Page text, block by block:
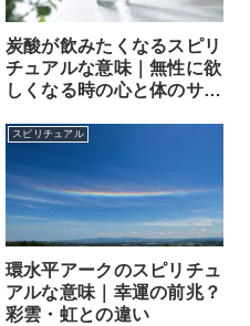
炭酸が飲みたくなるスピリ
チュアルな意味｜無性に欲
しくなる時の心と体のサイ
スピリチュアル
環水平アークのスピリチュ
アルな意味｜幸運の前兆？
彩雲・虹との違い